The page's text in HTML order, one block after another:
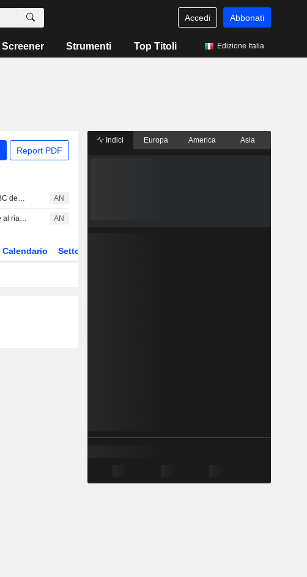
Accedi Abbonati
Screener Strumenti Top Titoli Edizione Italia
Report PDF
Morgan Stanley promuove Mondi; RBC declassa Greggs AN
WINNERS & LOSERS: Mobico rivede al rialzo le previsioni; crescono gli utili di Hargreaves Services AN
Calendario Settore
Indici Europa America Asia